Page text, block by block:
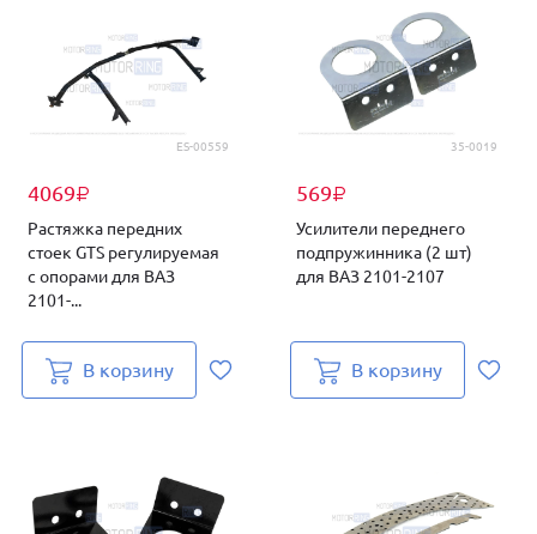
ES-00559
4069₽
Растяжка передних
стоек GTS регулируемая
с опорами для ВАЗ
2101-...
В корзину
35-0019
569₽
Усилители переднего
подпружинника (2 шт)
для ВАЗ 2101-2107
В корзину